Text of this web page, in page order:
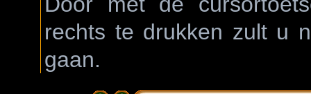
rechts te drukken zult u
gaan.